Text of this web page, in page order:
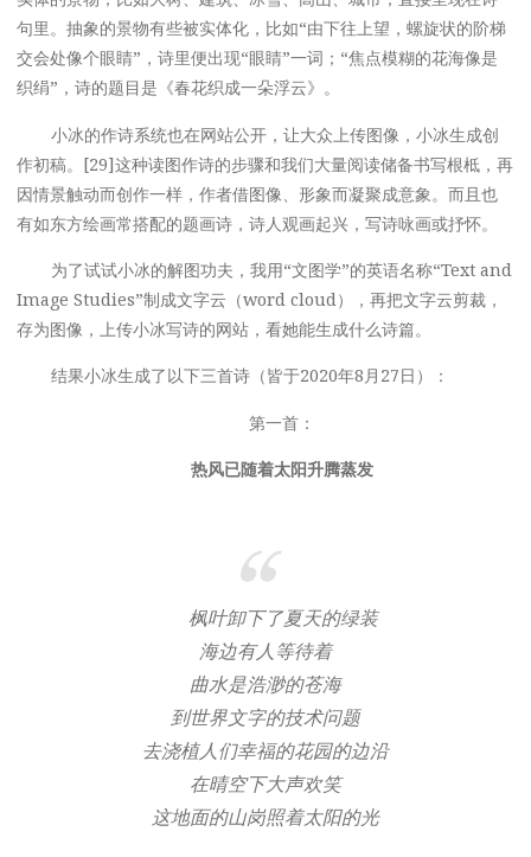
句里。抽象的景物有些被实体化，比如“由下往上望，螺旋状的阶梯
交会处像个眼睛”，诗里便出现“眼睛”一词；“焦点模糊的花海像是
织绢”，诗的题目是《春花织成一朵浮云》。
小冰的作诗系统也在网站公开，让大众上传图像，小冰生成创
作初稿。[29]这种读图作诗的步骤和我们大量阅读储备书写根柢，再
因情景触动而创作一样，作者借图像、形象而凝聚成意象。而且也
有如东方绘画常搭配的题画诗，诗人观画起兴，写诗咏画或抒怀。
为了试试小冰的解图功夫，我用“文图学”的英语名称“Text and
Image Studies”制成文字云（word cloud），再把文字云剪裁，
存为图像，上传小冰写诗的网站，看她能生成什么诗篇。
结果小冰生成了以下三首诗（皆于2020年8月27日）：
第一首：
热风已随着太阳升腾蒸发
枫叶卸下了夏天的绿装
海边有人等待着
曲水是浩渺的苍海
到世界文字的技术问题
去浇植人们幸福的花园的边沿
在晴空下大声欢笑
这地面的山岗照着太阳的光